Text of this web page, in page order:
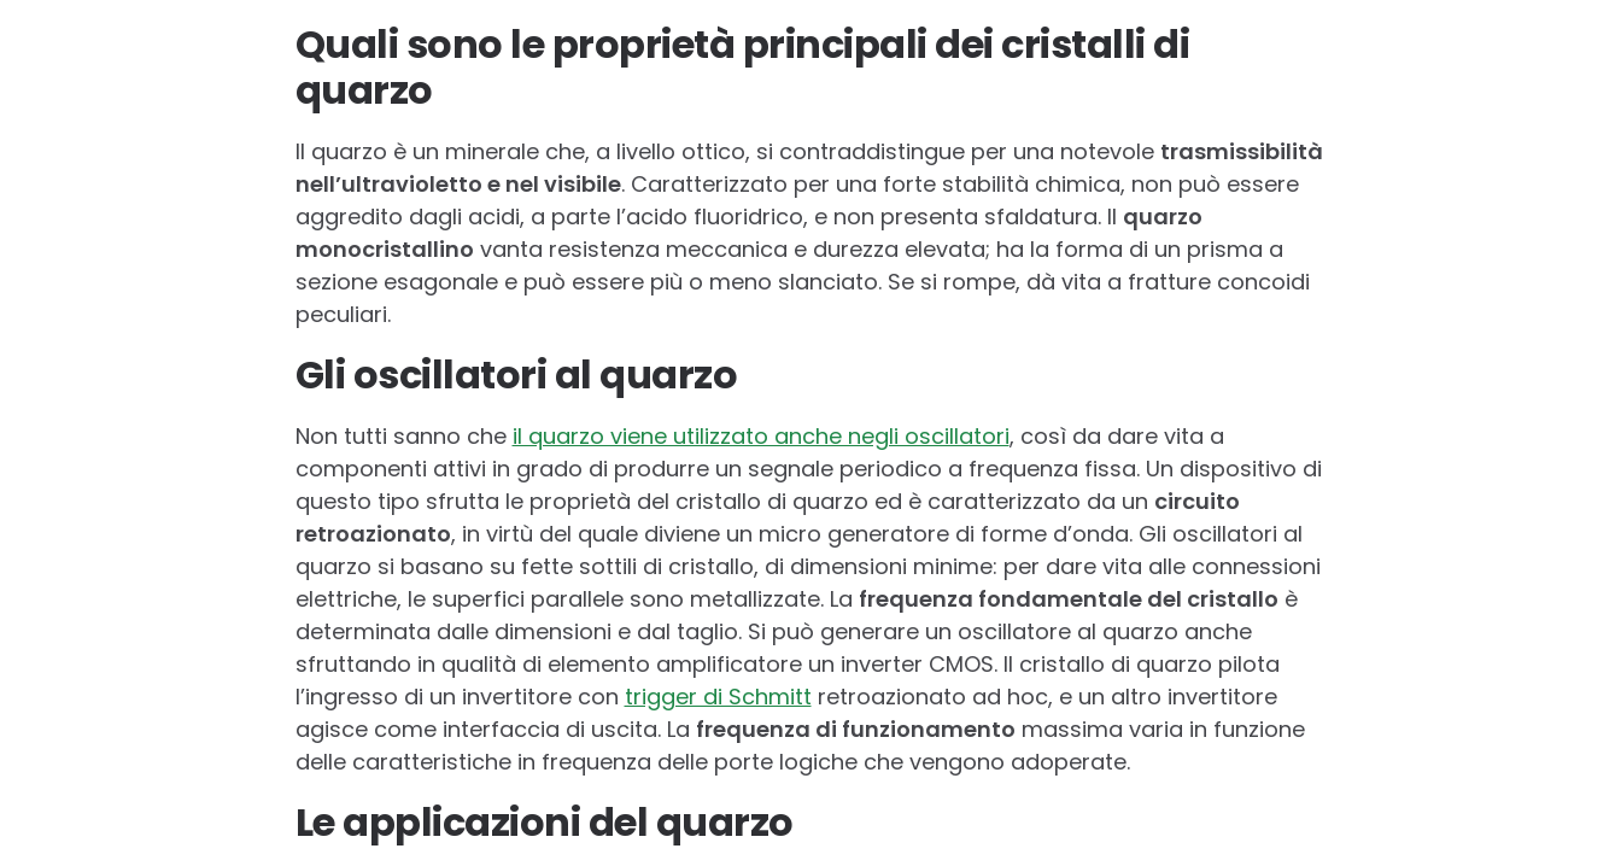
Quali sono le proprietà principali dei cristalli di
quarzo
Il quarzo è un minerale che, a livello ottico, si contraddistingue per una notevole trasmissibilità
nell’ultravioletto e nel visibile. Caratterizzato per una forte stabilità chimica, non può essere
aggredito dagli acidi, a parte l’acido fluoridrico, e non presenta sfaldatura. Il quarzo
monocristallino vanta resistenza meccanica e durezza elevata; ha la forma di un prisma a
sezione esagonale e può essere più o meno slanciato. Se si rompe, dà vita a fratture concoidi
peculiari.
Gli oscillatori al quarzo
Non tutti sanno che il quarzo viene utilizzato anche negli oscillatori, così da dare vita a
componenti attivi in grado di produrre un segnale periodico a frequenza fissa. Un dispositivo di
questo tipo sfrutta le proprietà del cristallo di quarzo ed è caratterizzato da un circuito
retroazionato, in virtù del quale diviene un micro generatore di forme d’onda. Gli oscillatori al
quarzo si basano su fette sottili di cristallo, di dimensioni minime: per dare vita alle connessioni
elettriche, le superfici parallele sono metallizzate. La frequenza fondamentale del cristallo è
determinata dalle dimensioni e dal taglio. Si può generare un oscillatore al quarzo anche
sfruttando in qualità di elemento amplificatore un inverter CMOS. Il cristallo di quarzo pilota
l’ingresso di un invertitore con trigger di Schmitt retroazionato ad hoc, e un altro invertitore
agisce come interfaccia di uscita. La frequenza di funzionamento massima varia in funzione
delle caratteristiche in frequenza delle porte logiche che vengono adoperate.
Le applicazioni del quarzo